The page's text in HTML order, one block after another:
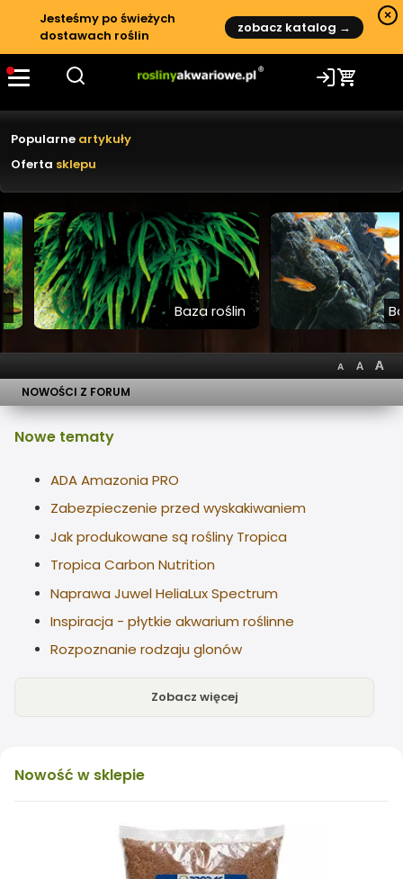
Rośliny akwariowe – poradniki,
Jesteśmy po świeżych
dostawach roślin
zobacz katalog →
×
Popularne artykuły
Recenzje i testy
Oferta sklepu
Nowe rośliny akwariowe
Baza roślin Baza
NOWOŚCI Z FORUM
Nowe tematy
ADA Amazonia PRO
Zabezpieczenie przed wyskakiwaniem
Jak produkowane są rośliny Tropica
Tropica Carbon Nutrition
Naprawa Juwel HeliaLux Spectrum
Inspiracja - płytkie akwarium roślinne
Rozpoznanie rodzaju glonów
Zobacz więcej
Nowość w sklepie